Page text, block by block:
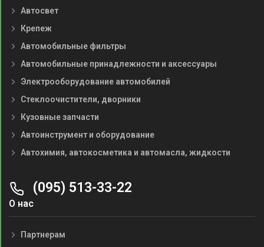
Автосвет
Крепеж
Автомобильные фильтры
Автомобильные принадлежности и аксессуары
Электрооборудование автомобилей
Стеклоочистители, дворники
Кузовные запчасти
Автоинструмент и оборудование
Автохимия, автокосметика и автомасла, жидкости
(095) 513-33-22
О нас
Партнерам